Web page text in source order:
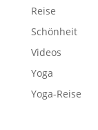
Reise
Schönheit
Videos
Yoga
Yoga-Reise